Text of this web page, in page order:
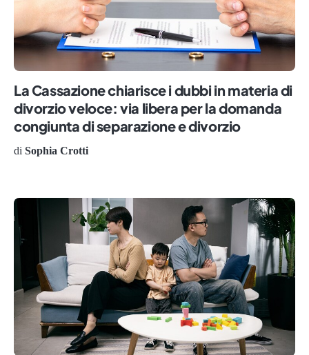
La Cassazione chiarisce i dubbi in materia di
divorzio veloce: via libera per la domanda
congiunta di separazione e divorzio
di Sophia Crotti